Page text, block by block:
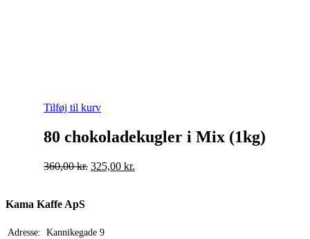
Tilføj til kurv
80 chokoladekugler i Mix (1kg)
360,00kr. Original
325,00 kr.
Kama Kaffe ApS
Adresse: Kannikegade 9